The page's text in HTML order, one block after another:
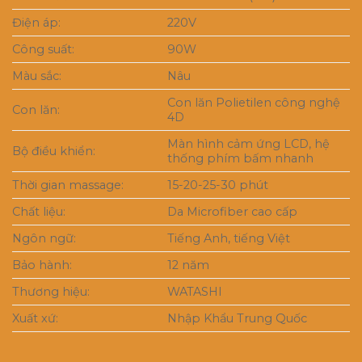
Điện áp:
220V
Công suất:
90W
Màu sắc:
Nâu
Con lăn:
Con lăn Polietilen công nghệ
4D
Bộ điều khiển:
Màn hình cảm ứng LCD, hệ
thống phím bấm nhanh
Thời gian massage:
15-20-25-30 phút
Chất liệu:
Da Microfiber cao cấp
Ngôn ngữ:
Tiếng Anh, tiếng Việt
Bảo hành:
12 năm
Thương hiệu:
WATASHI
Xuất xứ:
Nhập Khẩu Trung Quốc